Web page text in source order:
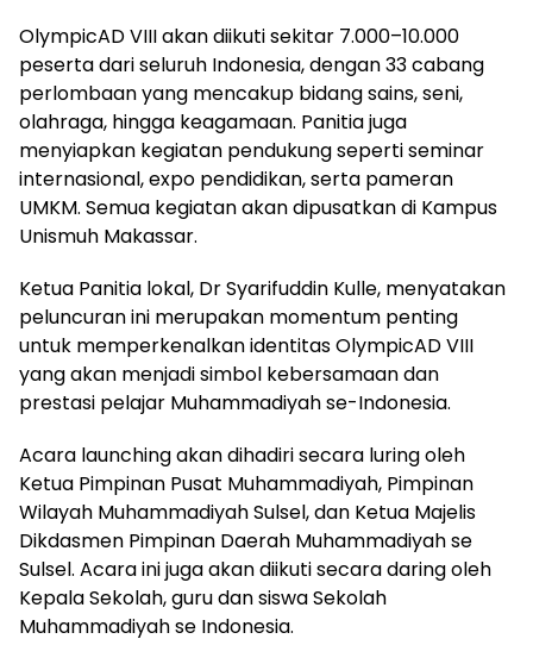
OlympicAD VIII akan diikuti sekitar 7.000–10.000
peserta dari seluruh Indonesia, dengan 33 cabang
perlombaan yang mencakup bidang sains, seni,
olahraga, hingga keagamaan. Panitia juga
menyiapkan kegiatan pendukung seperti seminar
internasional, expo pendidikan, serta pameran
UMKM. Semua kegiatan akan dipusatkan di Kampus
Unismuh Makassar.
Ketua Panitia lokal, Dr Syarifuddin Kulle, menyatakan
peluncuran ini merupakan momentum penting
untuk memperkenalkan identitas OlympicAD VIII
yang akan menjadi simbol kebersamaan dan
prestasi pelajar Muhammadiyah se-Indonesia.
Acara launching akan dihadiri secara luring oleh
Ketua Pimpinan Pusat Muhammadiyah, Pimpinan
Wilayah Muhammadiyah Sulsel, dan Ketua Majelis
Dikdasmen Pimpinan Daerah Muhammadiyah se
Sulsel. Acara ini juga akan diikuti secara daring oleh
Kepala Sekolah, guru dan siswa Sekolah
Muhammadiyah se Indonesia.